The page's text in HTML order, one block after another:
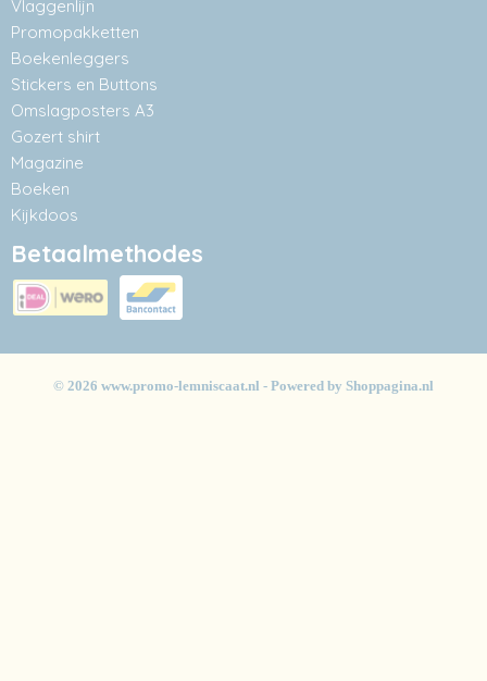
Vlaggenlijn
Promopakketten
Boekenleggers
Stickers en Buttons
Omslagposters A3
Gozert shirt
Magazine
Boeken
Kijkdoos
Betaalmethodes
© 2026 www.promo-lemniscaat.nl - Powered by Shoppagina.nl